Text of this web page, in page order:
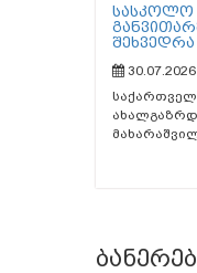
სასკოლო
30.07.2026